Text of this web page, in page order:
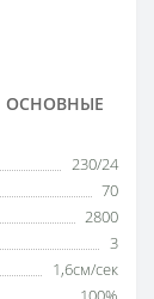
ОСНОВНЫЕ
230/24
70
2800
3
1,6см/сек